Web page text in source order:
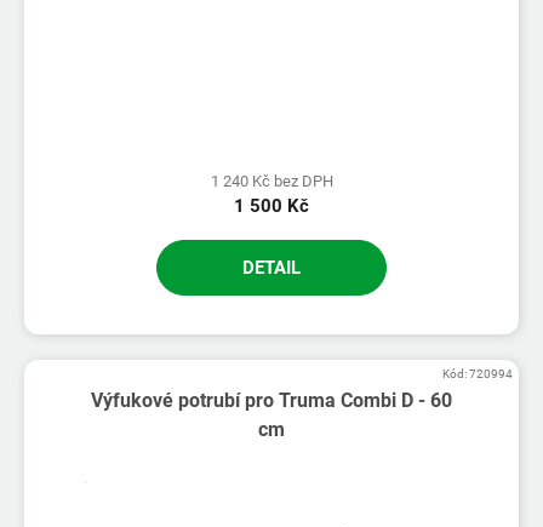
1 240 Kč bez DPH
1 500 Kč
DETAIL
Výfukové potrubí pro Truma Combi D - 60
cm
Kód:720994